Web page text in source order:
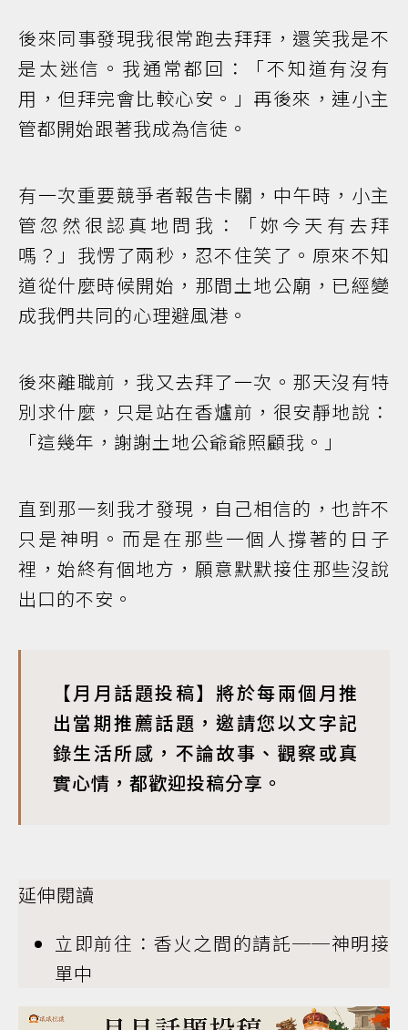
後來同事發現我很常跑去拜拜，還笑我是不
是太迷信。我通常都回：「不知道有沒有
用，但拜完會比較心安。」再後來，連小主
管都開始跟著我成為信徒。
有一次重要競爭者報告卡關，中午時，小主
管忽然很認真地問我：「妳今天有去拜
嗎？」我愣了兩秒，忍不住笑了。原來不知
道從什麼時候開始，那間土地公廟，已經變
成我們共同的心理避風港。
後來離職前，我又去拜了一次。那天沒有特
別求什麼，只是站在香爐前，很安靜地說：
「這幾年，謝謝土地公爺爺照顧我。」
直到那一刻我才發現，自己相信的，也許不
只是神明。而是在那些一個人撐著的日子
裡，始終有個地方，願意默默接住那些沒說
出口的不安。
【月月話題投稿】將於每兩個月推
出當期推薦話題，邀請您以文字記
錄生活所感，不論故事、觀察或真
實心情，都歡迎投稿分享。
延伸閱讀
立即前往：香火之間的請託──神明接
單中